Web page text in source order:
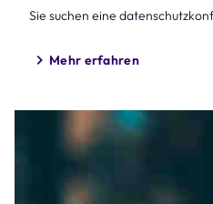
Sie suchen eine
Mehr erfahren